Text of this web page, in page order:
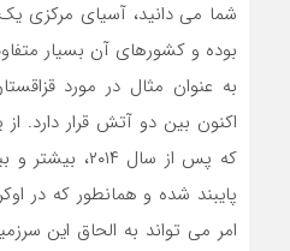
شما می دانید، آسیای مرکزی
بوده و کشورهای آن بسیار
به عنوان مثال در مورد
اکنون بین دو آتش قرار دارد.
که پس از سال
پایبند شده و همانطور که در
امر می تواند به الحاق این